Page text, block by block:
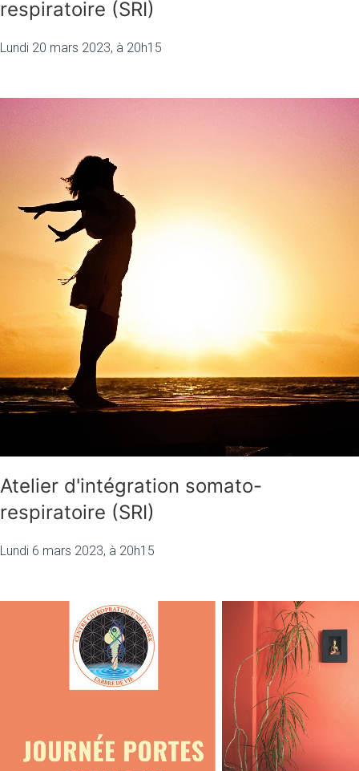
respiratoire (SRI)
Lundi 20 mars 2023, à 20h15
Atelier d'intégration somato-
respiratoire (SRI)
Lundi 6 mars 2023, à 20h15